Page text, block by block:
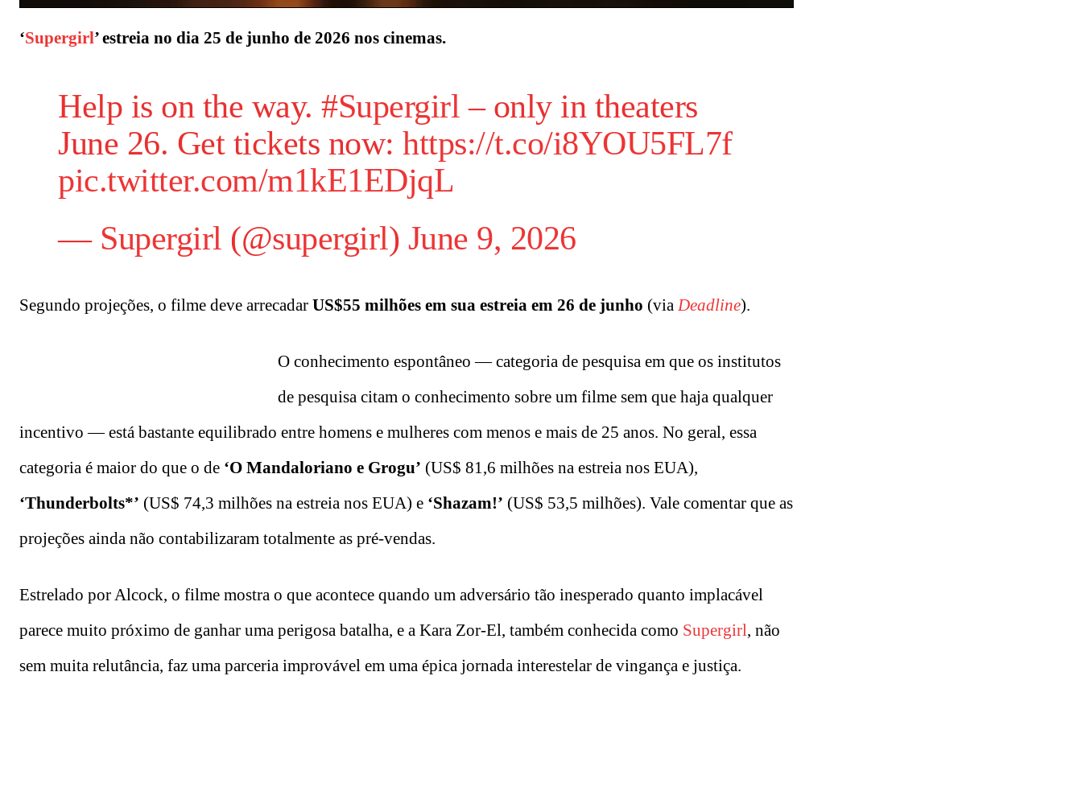
‘Supergirl’ estreia no dia 25 de junho de 2026 nos cinemas.
Help is on the way.#Supergirl – only in theaters
June 26. Get tickets now:https://t.co/i8YOU5FL7f
pic.twitter.com/m1kE1EDjqL
— Supergirl (@supergirl) June 9, 2026
Segundo projeções, o filme deve arrecadar US$55 milhões em sua estreia em 26 de junho (via Deadline).
O conhecimento espontâneo — categoria de pesquisa em que os institutos
de pesquisa citam o conhecimento sobre um filme sem que haja qualquer
incentivo — está bastante equilibrado entre homens e mulheres com menos e mais de 25 anos. No geral, essa
categoria é maior do que o de ‘O Mandaloriano e Grogu’ (US$ 81,6 milhões na estreia nos EUA),
‘Thunderbolts*’ (US$ 74,3 milhões na estreia nos EUA) e ‘Shazam!’ (US$ 53,5 milhões). Vale comentar que as
projeções ainda não contabilizaram totalmente as pré-vendas.
Estrelado por Alcock, o filme mostra o que acontece quando um adversário tão inesperado quanto implacável
parece muito próximo de ganhar uma perigosa batalha, e a Kara Zor-El, também conhecida como Supergirl, não
sem muita relutância, faz uma parceria improvável em uma épica jornada interestelar de vingança e justiça.